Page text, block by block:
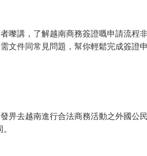
嚟講，了解越南商務簽證嘅申請流程
文件同常見問題，幫你輕鬆完成簽證
畀去越南進行合法商務活動之外國公